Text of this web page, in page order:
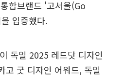
합브랜드 '고서울(Go
입증했다.
독일 2025 레드닷 디자인
고 굿 디자인 어워드, 독일